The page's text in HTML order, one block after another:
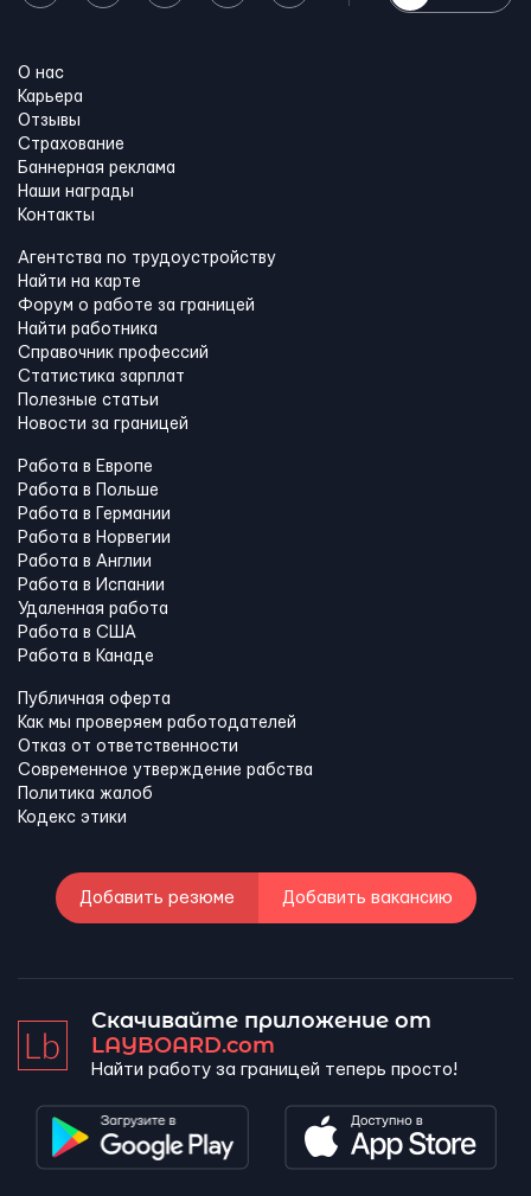
О нас
Карьера
Отзывы
Страхование
Баннерная реклама
Наши награды
Контакты
Агентства по трудоустройству
Найти на карте
Форум о работе за границей
Найти работника
Справочник профессий
Статистика зарплат
Полезные статьи
Новости за границей
Работа в Европе
Работа в Польше
Работа в Германии
Работа в Норвегии
Работа в Англии
Работа в Испании
Удаленная работа
Работа в США
Работа в Канадe
Публичная оферта
Как мы проверяем работодателей
Отказ от ответственности
Современное утверждение рабства
Политика жалоб
Кодекс этики
Добавить резюме Добавить вакансию
Скачивайте приложение от
LAYBOARD.com
Найти работу за границей теперь просто!